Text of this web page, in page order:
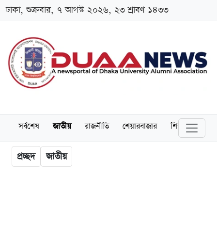
ঢাকা, শুক্রবার, ৭ আগস্ট ২০২৬, ২৩ শ্রাবণ ১৪৩৩
সর্বশেষ জাতীয় রাজনীতি শেয়ারবাজার শিক্ষা
প্রচ্ছদ জাতীয়